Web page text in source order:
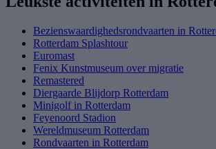
Bezienswaardighedsrondvaarten in
Rotterdam Splashtour
Euromast
Fenix Kunstmuseum over migratie
Remastered
Diergaarde Blijdorp Rotterdam
Minigolf in Rotterdam
Feyenoord Stadion
Wereldmuseum Rotterdam
Rondvaarten in Rotterdam